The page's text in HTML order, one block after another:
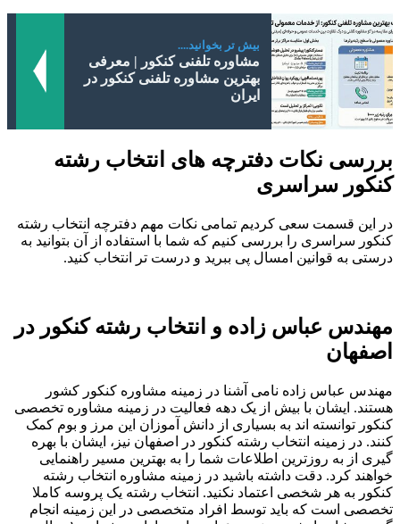
بیش تر بخوانید....
مشاوره تلفنی کنکور | معرفی
بهترین مشاوره تلفنی کنکور در
ایران
بررسی نکات دفترچه های انتخاب رشته
کنکور سراسری
در این قسمت سعی کردیم تمامی نکات مهم دفترچه انتخاب رشته
کنکور سراسری را بررسی کنیم که شما با استفاده از آن بتوانید به
درستی به قوانین امسال پی ببرید و درست تر انتخاب کنید.
مهندس عباس زاده و انتخاب رشته کنکور در
اصفهان
مهندس عباس زاده نامی آشنا در زمینه مشاوره کنکور کشور
هستند. ایشان با بیش از یک دهه فعالیت در زمینه مشاوره تخصصی
کنکور توانسته اند به بسیاری از دانش آموزان این مرز و بوم کمک
کنند. در زمینه انتخاب رشته کنکور در اصفهان نیز، ایشان با بهره
گیری از به روزترین اطلاعات شما را به بهترین مسیر راهنمایی
خواهند کرد. دقت داشته باشید در زمینه مشاوره انتخاب رشته
کنکور به هر شخصی اعتماد نکنید. انتخاب رشته یک پروسه کاملا
تخصصی است که باید توسط افراد متخصصی در این زمینه انجام